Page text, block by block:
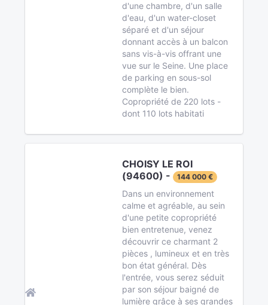
d'une chambre, d'un salle
d'eau, d'un water-closet
séparé et d'un séjour
donnant accès à un balcon
sans vis-à-vis offrant une
vue sur le Seine. Une place
de parking en sous-sol
complète le bien.
Copropriété de 220 lots -
dont 110 lots habitati
CHOISY LE ROI
(94600) -
144 000 €
Dans un environnement
calme et agréable, au sein
d'une petite copropriété
bien entretenue, venez
découvrir ce charmant 2
pièces , lumineux et en très
bon état général. Dès
l'entrée, vous serez séduit
par son séjour baigné de
lumière grâce à ses grandes